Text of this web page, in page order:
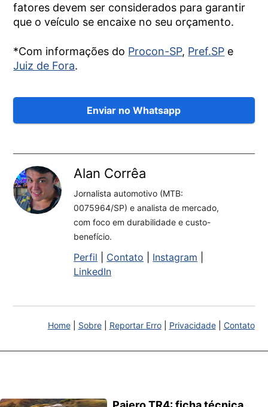
fatores devem ser considerados para garantir
que o veículo se encaixe no seu orçamento.
*Com informações do Procon-SP, Pref.SP e
Juiz de Fora.
Enviar no Whatsapp
Alan Corrêa
Jornalista automotivo (MTB:
0075964/SP) e analista de mercado,
com foco em durabilidade e custo-
benefício.
Perfil Contato Instagram
LinkedIn
Home| Sobre| Reportar Erro| Privacidade| Contato